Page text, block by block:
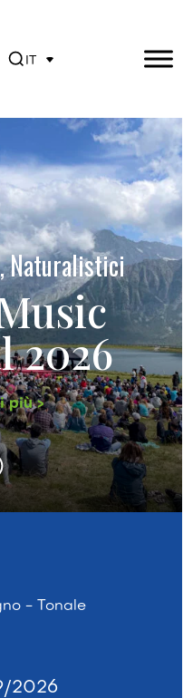
IT
Naturalistici
2026
più >
- Tonale
2026